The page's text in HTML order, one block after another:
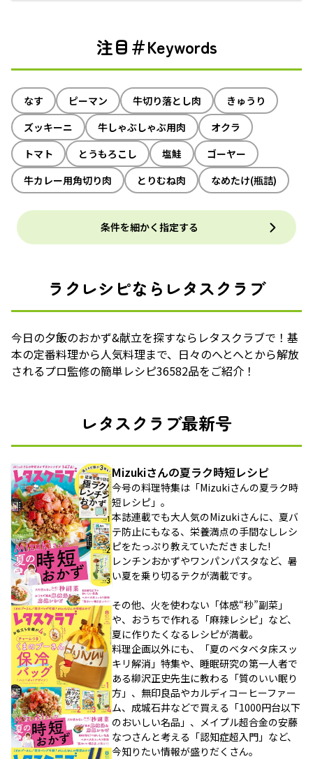
注目＃Keywords
なす ピーマン 牛切り落とし肉
きゅうり
ズッキーニ
牛しゃぶしゃぶ用肉
オクラ
トマト
とうもろこし 塩鮭
ゴーヤー
牛カレー用角切り肉
とりむね肉 なめたけ(瓶詰)
条件を細かく指定する
ラクレシピならレタスクラブ
今日の夕飯のおかず&献立を探すならレタスクラブで！基
本の定番料理から人気料理まで、日々のへとへとから解放
されるプロ監修の簡単レシピ36582品をご紹介！
レタスクラブ最新号
Mizukiさんの夏ラク時短レシピ
今号の料理特集は「Mizukiさんの夏ラク時
短レシピ」。
本誌連載でも大人気のMizukiさんに、夏バ
テ防止にもなる、栄養満点の手間なしレシ
ピをたっぷり教えていただきました!
レンチンおかずやワンパンパスタなど、暑
い夏を乗り切るテクが満載です。
その他、火を使わない「体感“秒”副菜」
や、おうちで作れる「麻辣レシピ」など、
夏に作りたくなるレシピが満載。
料理企画以外にも、「夏のベタベタ床スッ
キリ解消」特集や、睡眠研究の第一人者で
ある柳沢正史先生に教わる「質のいい眠り
方」、無印良品やカルディコーヒーファー
ム、成城石井などで買える「1000円台以下
のおいしい名品」、メイプル超合金の安藤
なつさんと考える「認知症超入門」など、
今知りたい情報が盛りだくさん。